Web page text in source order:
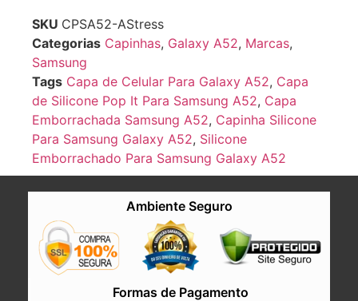
SKU CPSA52-AStress
Categorias Capinhas, Galaxy A52, Marcas,
Samsung
Tags Capa de Celular Para Galaxy A52, Capa
de Silicone Pop It Para Samsung A52, Capa
Emborrachada Samsung A52, Capinha Silicone
Para Samsung Galaxy A52, Silicone
Emborrachado Para Samsung Galaxy A52
Ambiente Seguro
Formas de Pagamento